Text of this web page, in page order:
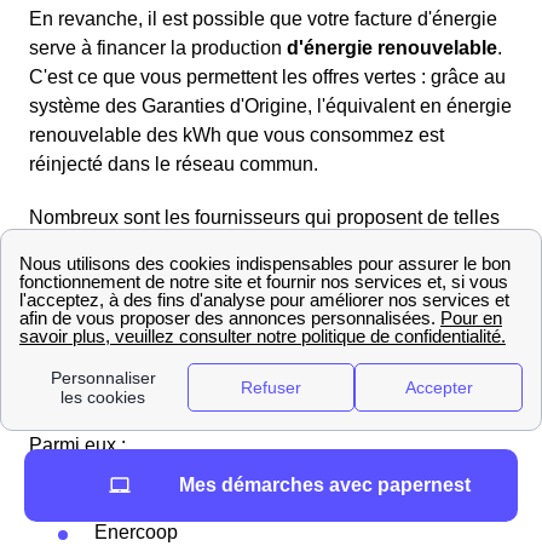
En revanche, il est possible que votre facture d'énergie
serve à financer la production d'énergie renouvelable.
C'est ce que vous permettent les offres vertes : grâce au
système des Garanties d'Origine, l'équivalent en énergie
renouvelable des kWh que vous consommez est
réinjecté dans le réseau commun.
Nombreux sont les fournisseurs qui proposent de telles
traditionnels (Engie, TotalEnergies, Eni, Vattenfall,
EDF...) le font, mais apparaissent aussi de plus en plus
de fournisseurs dits écoresponsables spécialisés dans
la fourniture (et parfois la production) d'énergie
renouvelable.
Parmi eux :
Mint Energie
Enercoop
Mes démarches avec papernest